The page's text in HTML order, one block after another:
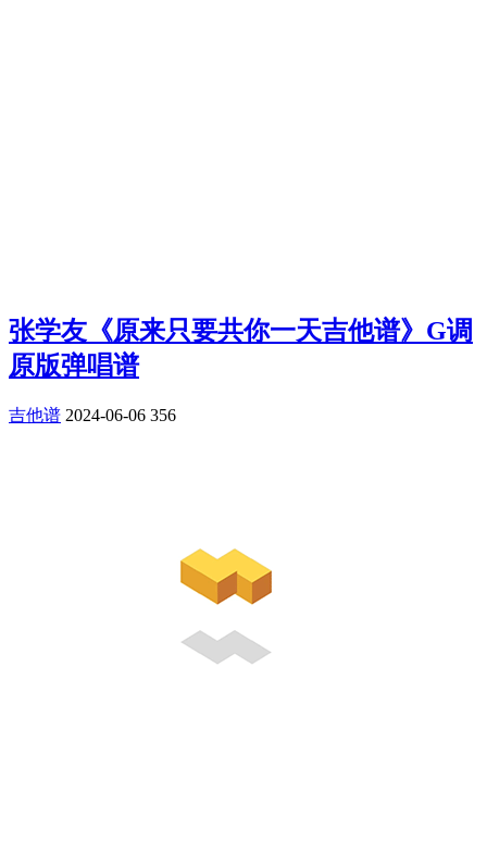
张学友《原来只要共你一天吉他谱》G调
原版弹唱谱
吉他谱 2024-06-06 356